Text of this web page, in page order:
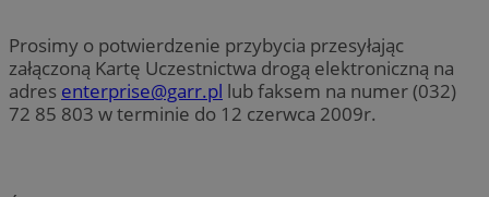
Prosimy o potwierdzenie przybycia przesyłając
załączoną Kartę Uczestnictwa drogą elektroniczną na
adres enterprise@garr.pl lub faksem na numer (032)
72 85 803 w terminie do 12 czerwca 2009r.